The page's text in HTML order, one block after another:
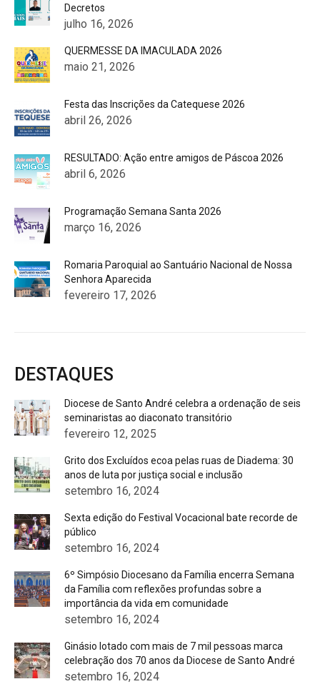
Decretos
julho 16, 2026
QUERMESSE DA IMACULADA 2026
maio 21, 2026
Festa das Inscrições da Catequese 2026
abril 26, 2026
RESULTADO: Ação entre amigos de Páscoa 2026
abril 6, 2026
Programação Semana Santa 2026
março 16, 2026
Romaria Paroquial ao Santuário Nacional de Nossa
Senhora Aparecida
fevereiro 17, 2026
DESTAQUES
Diocese de Santo André celebra a ordenação de seis
seminaristas ao diaconato transitório
fevereiro 12, 2025
Grito dos Excluídos ecoa pelas ruas de Diadema: 30
anos de luta por justiça social e inclusão
setembro 16, 2024
Sexta edição do Festival Vocacional bate recorde de
público
setembro 16, 2024
6º Simpósio Diocesano da Família encerra Semana
da Família com reflexões profundas sobre a
importância da vida em comunidade
setembro 16, 2024
Ginásio lotado com mais de 7 mil pessoas marca
celebração dos 70 anos da Diocese de Santo André
setembro 16, 2024